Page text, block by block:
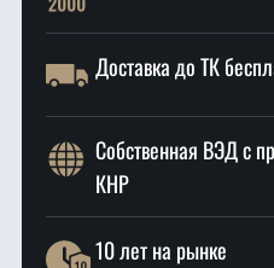
Доставка до ТК
Собственная ВЭД с
КНР
10 лет на рынке